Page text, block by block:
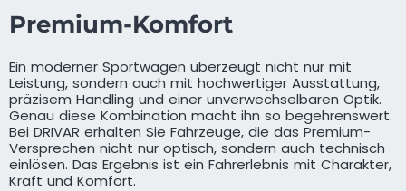
Premium-Komfort
Ein moderner Sportwagen überzeugt nicht nur mit
Leistung, sondern auch mit hochwertiger Ausstattung,
präzisem Handling und einer unverwechselbaren Optik.
Genau diese Kombination macht ihn so begehrenswert.
Bei DRIVAR erhalten Sie Fahrzeuge, die das Premium-
Versprechen nicht nur optisch, sondern auch technisch
einlösen. Das Ergebnis ist ein Fahrerlebnis mit Charakter,
Kraft und Komfort.